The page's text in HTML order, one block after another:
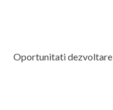
Oportunitati dezvoltare